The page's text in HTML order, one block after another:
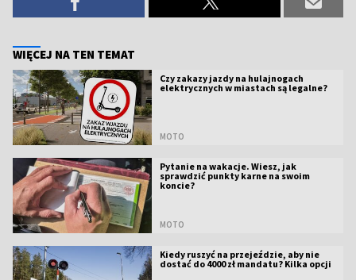
WIĘCEJ NA TEN TEMAT
Czy zakazy jazdy na hulajnogach
elektrycznych w miastach są legalne?
MOTO
Pytanie na wakacje. Wiesz, jak
sprawdzić punkty karne na swoim
koncie?
MOTO
Kiedy ruszyć na przejeździe, aby nie
dostać do 4000 zł mandatu? Kilka opcji